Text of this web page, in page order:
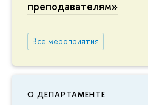
преподавателям»
Все мероприятия
О ДЕПАРТАМЕНТЕ